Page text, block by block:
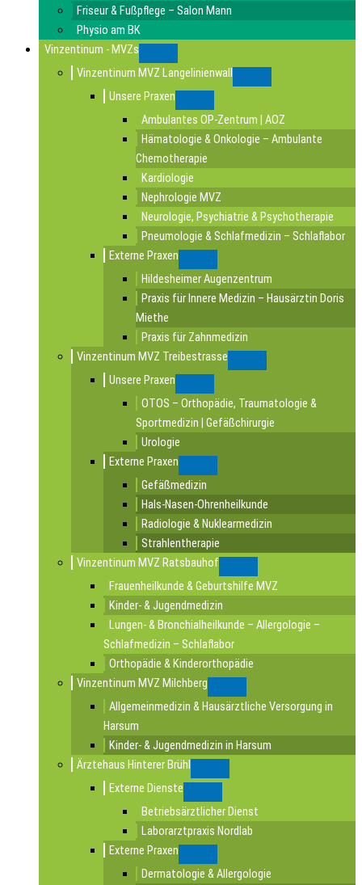
Friseur & Fußpflege – Salon Mann
Physio am BK
Vinzentinum - MVZs
Vinzentinum MVZ Langelinienwall
Unsere Praxen
Ambulantes OP-Zentrum | AOZ
Hämatologie & Onkologie – Ambulante
Chemotherapie
Kardiologie
Nephrologie MVZ
Neurologie, Psychiatrie & Psychotherapie
Pneumologie & Schlafmedizin – Schlaflabor
Externe Praxen
Hildesheimer Augenzentrum
Praxis für Innere Medizin – Hausärztin Doris
Miethe
Praxis für Zahnmedizin
Vinzentinum MVZ Treibestrasse
Unsere Praxen
OTOS – Orthopädie, Traumatologie &
Sportmedizin | Gefäßchirurgie
Urologie
Externe Praxen
Gefäßmedizin
Hals-Nasen-Ohrenheilkunde
Radiologie & Nuklearmedizin
Strahlentherapie
Vinzentinum MVZ Ratsbauhof
Frauenheilkunde & Geburtshilfe MVZ
Kinder- & Jugendmedizin
Lungen- & Bronchialheilkunde – Allergologie –
Schlafmedizin – Schlaflabor
Orthopädie & Kinderorthopädie
Vinzentinum MVZ Milchberg
Allgemeinmedizin & Hausärztliche Versorgung in
Harsum
Kinder- & Jugendmedizin in Harsum
Ärztehaus Hinterer Brühl
Externe Dienste
Betriebsärztlicher Dienst
Laborarztpraxis Nordlab
Externe Praxen
Dermatologie & Allergologie